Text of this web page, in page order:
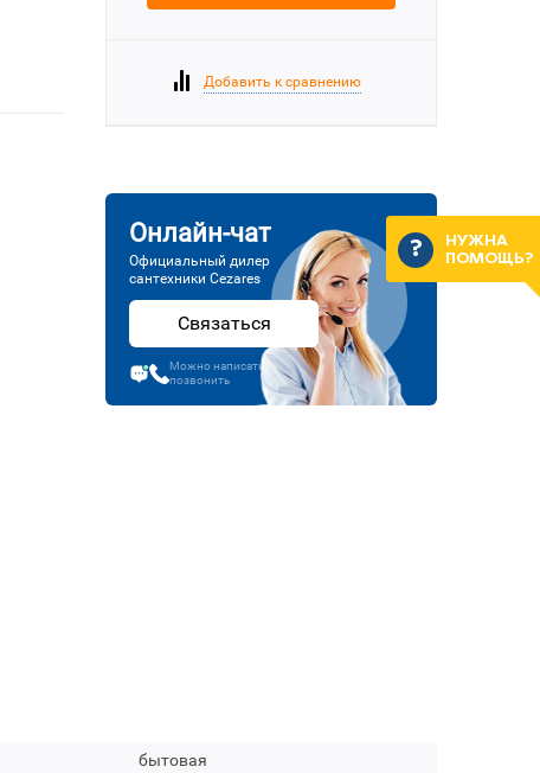
Добавить к сравнению
Онлайн-чат
Официальный дилер
сантехники Cezares
Связаться
Можно написать или
позвонить
бытовая
НУЖНА
ПОМОЩЬ?